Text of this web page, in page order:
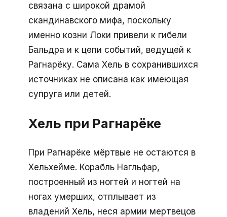
связана с широкой драмой
скандинавского мифа, поскольку
именно козни Локи привели к гибели
Бальдра и к цепи событий, ведущей к
Рагнарёку. Сама Хель в сохранившихся
источниках не описана как имеющая
супруга или детей.
Хель при Рагнарёке
При Рагнарёке мёртвые не остаются в
Хельхейме. Корабль Нагльфар,
построенный из ногтей и ногтей на
ногах умерших, отплывает из
владений Хель, неся армии мертвецов